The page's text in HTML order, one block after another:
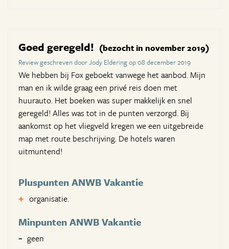
Goed geregeld! (bezocht in november 2019)
Review geschreven door Jody Eldering op 08 december 2019
We hebben bij Fox geboekt vanwege het aanbod. Mijn
man en ik wilde graag een privé reis doen met
huurauto. Het boeken was super makkelijk en snel
geregeld! Alles was tot in de punten verzorgd. Bij
aankomst op het vliegveld kregen we een uitgebreide
map met route beschrijving. De hotels waren
uitmuntend!
Pluspunten ANWB Vakantie
organisatie.
Minpunten ANWB Vakantie
geen